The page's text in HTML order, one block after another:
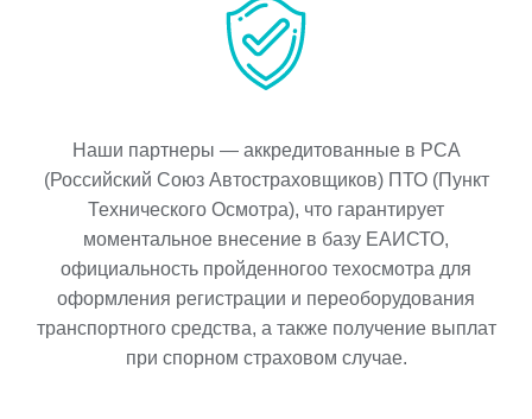
Наши партнеры — аккредитованные в РСА
(Российский Союз Автостраховщиков) ПТО (Пункт
Технического Осмотра), что гарантирует
моментальное внесение в базу ЕАИСТО,
официальность пройденногоо техосмотра для
оформления регистрации и переоборудования
транспортного средства, а также получение выплат
при спорном страховом случае.